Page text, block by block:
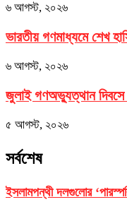
৬ আগস্ট, ২০২৬
ভারতীয় গণমাধ্যমে শেখ
৬ আগস্ট, ২০২৬
জুলাই গণঅভ্যুত্থান দিবসে
৫ আগস্ট, ২০২৬
সর্বশেষ
ইসলামপন্থী দলগুলোর